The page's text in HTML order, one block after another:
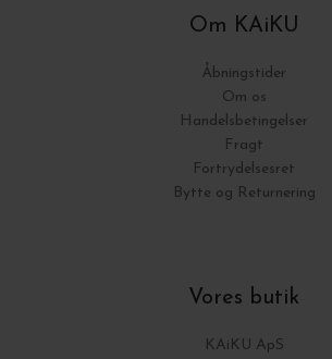
Om KAiKU
Åbningstider
Om os
Handelsbetingelser
Fragt
Fortrydelsesret
Bytte og Returnering
Vores butik
KAiKU ApS